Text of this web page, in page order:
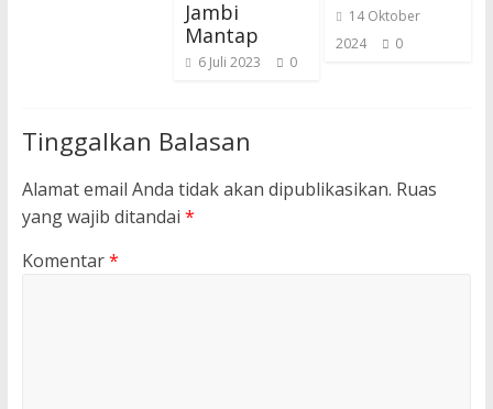
Jambi
Mantap
6 Juli 2023 0
14 Oktober
2024
0
Tinggalkan Balasan
Alamat email Anda tidak akan dipublikasikan. Ruas
yang wajib ditandai *
Komentar*